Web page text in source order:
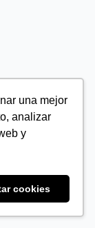
una mejor
analizar
y
cookies